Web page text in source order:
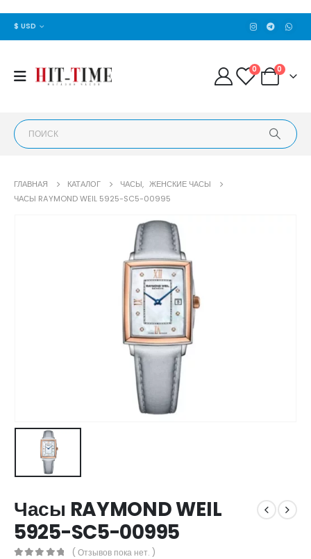
$ USD
0 0
ГЛАВНАЯ КАТАЛОГ ЧАСЫ, ЖЕНСКИЕ ЧАСЫ
ЧАСЫ RAYMOND WEIL 5925-SC5-00995
Часы RAYMOND WEIL
5925-SC5-00995
( Отзывов пока нет. )